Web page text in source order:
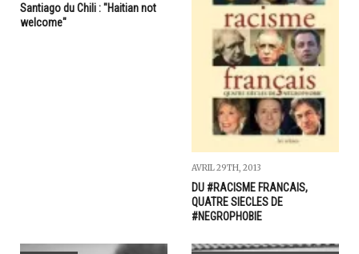
Santiago du Chili : "Haitian not
welcome"
AVRIL 29TH, 2013
DU #RACISME FRANCAIS,
QUATRE SIECLES DE
#NEGROPHOBIE